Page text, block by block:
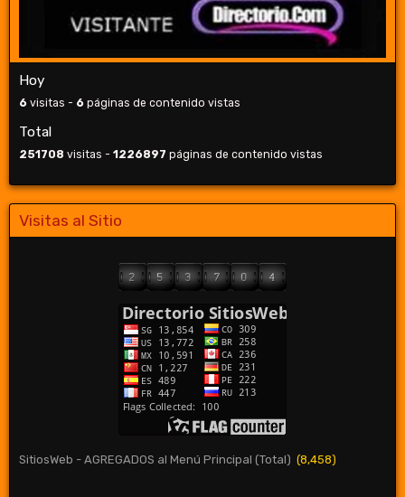
Hoy
6 visitas - 6 páginas de contenido vistas
Total
251708 visitas - 1226897 páginas de contenido vistas
Visitas al Sitio
SitiosWeb - AGREGADOS al Menú Principal (Total) (8,458)